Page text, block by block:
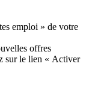
emploi » de votre
offres
sur le lien « Activer